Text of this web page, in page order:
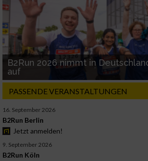
B2Run 2026 nimmt in
auf
PASSENDE VERANSTALTUNGEN
16. September 2026
B2Run Berlin
Jetzt anmelden!
9. September 2026
B2Run Köln